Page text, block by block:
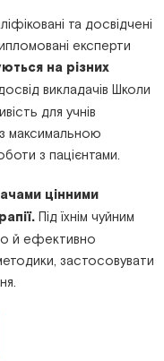
та досвідчені
експерти
на різних
викладачів Школи
для учнів
з максимальною
з пацієнтами.
цінними
Під їхнім чуйним
й ефективно
застосовувати